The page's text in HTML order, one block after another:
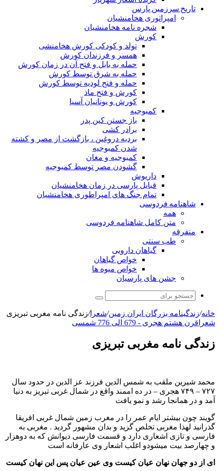
تاریخ سرزمین پارس
امپراتوری هخامنشیان
شجره نامه هخامنشیان
کورش
تولد و کودکی کورش هخامنشی
همسر و فرزندان کورش
حمله به بابل و فتح آن در زمان کورش
حمله به شرق توسط کورش
حمله و فتح لودیه توسط کورش
کورش و فتح ماد
کورش و یونانیان آسیا
کمبوجیه
باز جستن کین پدر
برادر کشی
بردیه دروغین ، بازگشت از مصر و کشته
شدن کمبوجیه
کمبوجیه و مغان
گشودن مصر توسط کمبوجیه
داریوش
قبایل پارسی در زمان هخامنشیان
تمام جنگ های امپراطوری هخامنشیان
شاهنامه فردوسی
همه
متن کامل شاهنامه فردوسی
متفرقه
طب سنتی
گیاهان دارویی
خواص گیاهان
خواص میوه ها
جشن های پارسیان
جستجو
برای
خانه/زندگینامه بزرگان ایران زمین/شعرا/زندگی نامه مغربی تبریزی
شعرا قرن هشتم هجری - 679 الی 776 شمسی
زندگی نامه مغربی تبریزی
محمد شیرین ملقب به شمس الدین فرزند عز الدین در حدود سال
۷۲۷ – ۷۴۹ هجری – در ده اممند واقع در شمال غربی تبریز به دنیا
آمد و در همانجا رشد و نمو یافت
گویند چون بیشتر ایام عمر را در مغرب زمین شمال غربی افریقا
گذرانید لهذا مغربی تخلص گزید و بدان مشهور گردید . مغربی به
فارسی و تازی اشعاری دارد و قسمت فارسی دیوانش که به دوهزار
و چهارصد بیت میشودو اغلب اشعار وی عارفانه است
ای از دو جهان نهان عیان کیست وی عین عیان پس این نهان کیست